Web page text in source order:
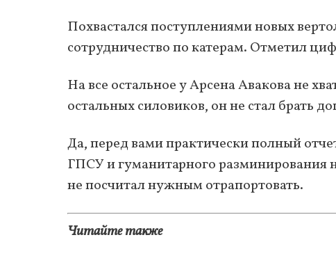
Похвастался поступлениями новых
сотрудничество по катерам. Отметил
На все остальное у Арсена Авакова не
остальных силовиков, он не стал брать
Да, перед вами практически полный
ГПСУ и гуманитарного разминирования
не посчитал нужным отрапортовать.
Читайте также